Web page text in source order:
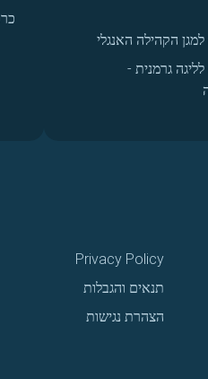
הקהילה האנגלי
גרמנית -
Privacy Policy
תנאים והגבלות
הצהרת נגישות